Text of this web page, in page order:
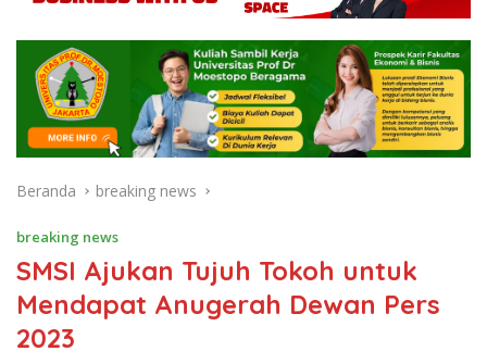
Beranda breaking news
breaking news
SMSI Ajukan Tujuh Tokoh untuk
Mendapat Anugerah Dewan Pers
2023